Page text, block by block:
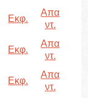
Εκφ.
Απα
ντ.
Εκφ.
Απα
ντ.
Εκφ.
Απα
ντ.